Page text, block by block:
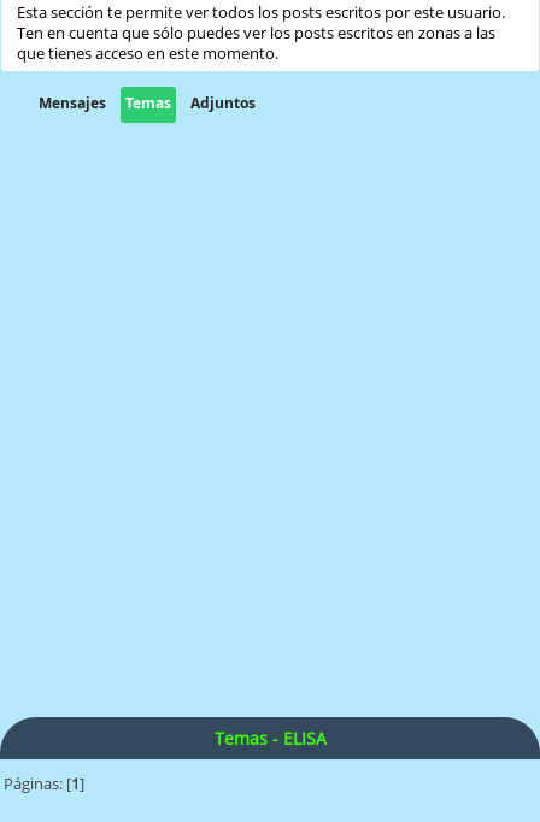
Esta sección te permite ver todos los posts escritos por este usuario.
Ten en cuenta que sólo puedes ver los posts escritos en zonas a las
que tienes acceso en este momento.
Mensajes Temas Adjuntos
Temas - ELISA
Páginas: [1]